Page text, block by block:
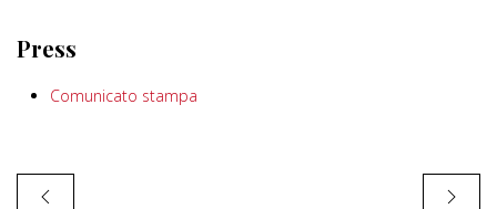
Press
Comunicato stampa